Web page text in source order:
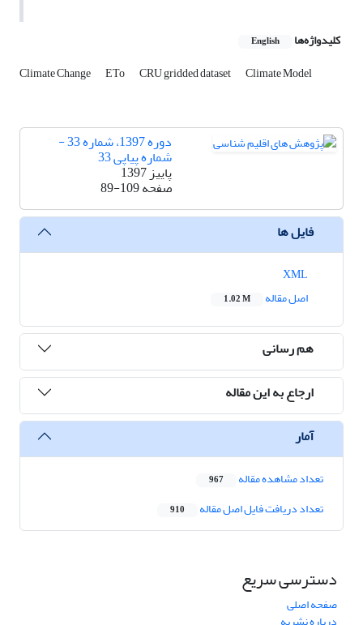
کلیدواژه‌ها English
Climate Change ETo CRU gridded dataset Climate Model
دوره 1397، شماره 33 -
شماره پیاپی 33
پاییز 1397
صفحه89-109
فایل ها
اصل مقاله
1.02 M
هم رسانی
ارجاع به این مقاله
آمار
تعداد مشاهده مقاله 967
تعداد دریافت فایل اصل مقاله 910
دسترسی سریع
صفحه اصلی